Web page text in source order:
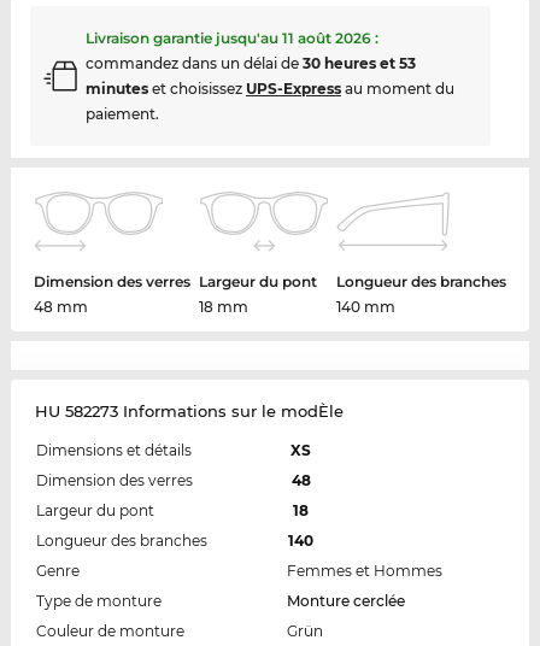
Livraison garantie jusqu'au 11 août 2026:
commandez dans un délai de 30 heures et 53
minuteset choisissez UPS-Expressau moment du
paiement.
Dimension des verres
48 mm
Largeur du pont
18 mm
Longueur des branches
140 mm
HU 582273 Informations sur le modÈle
Dimensions et détails
XS
Dimension des verres
48
Largeur du pont
18
Longueur des branches
140
Genre
Femmes et Hommes
Type de monture
Monture cerclée
Couleur de monture
Grün